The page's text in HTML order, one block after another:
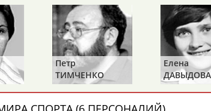
Магомед
АБДУЛКАГИРОВ
Назир
АБДУЛЛАЕВ
тренере, специалисте или
Петр
ТИМЧЕНКО
Елена
ДАВЫДОВА